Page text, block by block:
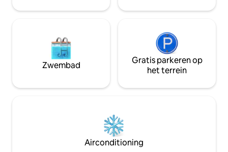
Zwembad
Gratis parkeren op
het terrein
Airconditioning